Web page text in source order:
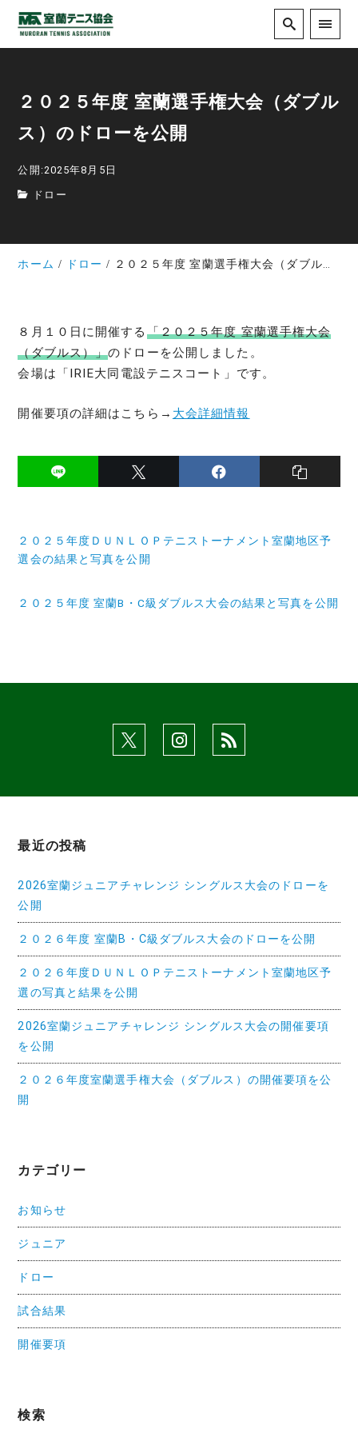
２０２５年度 室蘭選手権大会（ダブル
ス）のドローを公開
公開:2025年8月5日
ドロー
ホーム ドロー ２０２５年度 室蘭選手権大会（ダブルス）のドローを公開
８月１０日に開催する 「２０２５年度 室蘭選手権大会
（ダブルス）」のドローを公開しました。
会場は「IRIE大同電設テニスコート」です。
開催要項の詳細はこちら→ 大会詳細情報
稿
ビ
２０２５年度ＤＵＮＬＯＰテニストーナメント室蘭地区予
選会の結果と写真を公開
２０２５年度 室蘭B・C級ダブルス大会の結果と写真を公開
最近の投稿
2026室蘭ジュニアチャレンジ シングルス大会のドローを
公開
２０２６年度 室蘭B・C級ダブルス大会のドローを公開
２０２６年度ＤＵＮＬＯＰテニストーナメント室蘭地区予
選の写真と結果を公開
2026室蘭ジュニアチャレンジ シングルス大会の開催要項
を公開
２０２６年度室蘭選手権大会（ダブルス）の開催要項を公
開
カテゴリー
お知らせ
ジュニア
ドロー
試合結果
開催要項
検索